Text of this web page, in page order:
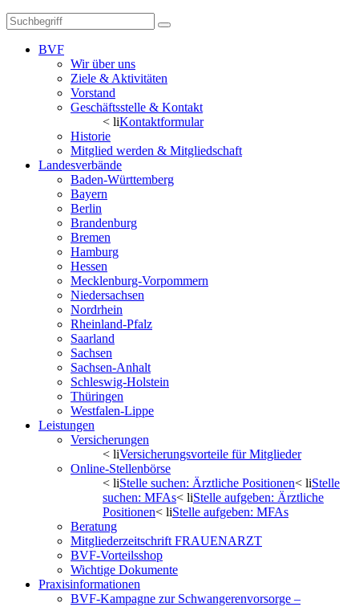
BVF
Wir über uns
Ziele & Aktivitäten
Vorstand
Geschäftsstelle & Kontakt
< liKontaktformular
Historie
Mitglied werden & Mitgliedschaft
Landesverbände
Baden-Württemberg
Bayern
Berlin
Brandenburg
Bremen
Hamburg
Hessen
Mecklenburg-Vorpommern
Niedersachsen
Nordrhein
Rheinland-Pfalz
Saarland
Sachsen
Sachsen-Anhalt
Schleswig-Holstein
Thüringen
Westfalen-Lippe
Leistungen
Versicherungen
< liVersicherungsvorteile für Mitglieder
Online-Stellenbörse
< liStelle suchen: Ärztliche Positionen< liStelle
suchen: MFAs< liStelle aufgeben: Ärztliche
Positionen< liStelle aufgeben: MFAs
Beratung
Mitgliederzeitschrift FRAUENARZT
BVF-Vorteilsshop
Wichtige Dokumente
Praxisinformationen
BVF-Kampagne zur Schwangerenvorsorge –